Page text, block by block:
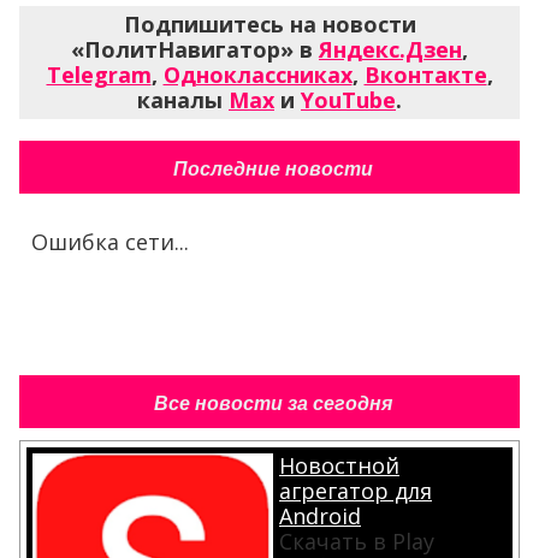
Подпишитесь на новости
«ПолитНавигатор» вЯндекс.Дзен,
Telegram, Одноклассниках, Вконтакте,
каналы Max и YouTube.
Последние новости
Ошибка сети...
Все новости за сегодня
Новостной
агрегатор для
Android
Скачать в Play